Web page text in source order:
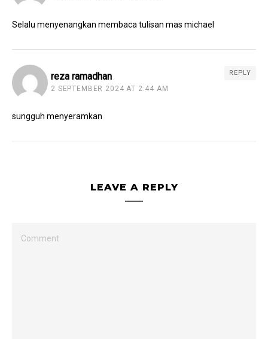
Selalu menyenangkan membaca tulisan mas michael
reza ramadhan
2 SEPTEMBER 2024 AT 2:44 AM
REPLY
sungguh menyeramkan
LEAVE A REPLY